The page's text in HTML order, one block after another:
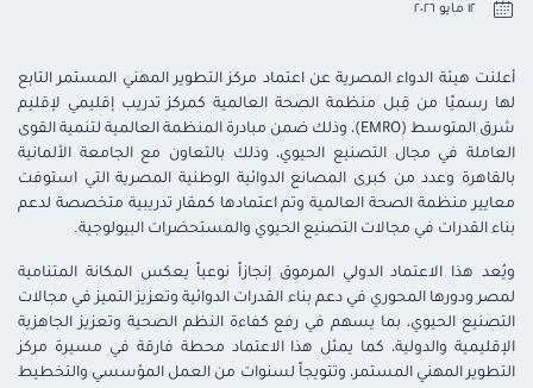
١٢ مايو ٢٠٢٦
أعلنت هيئة الدواء المصرية عن اعتماد مركز التطوير المهني المستمر التابع
لها رسميًا من قِبل منظمة الصحة العالمية كمركز تدريب إقليمي لإقليم
شرق المتوسط (EMRO)، وذلك ضمن مبادرة المنظمة العالمية لتنمية القوى
العاملة في مجال التصنيع الحيوي، وذلك بالتعاون مع الجامعة الألمانية
بالقاهرة وعدد من كبرى المصانع الدوائية الوطنية المصرية التي استوفت
معايير منظمة الصحة العالمية وتم اعتمادها كمقار تدريبية متخصصة لدعم
بناء القدرات في مجالات التصنيع الحيوي والمستحضرات البيولوجية.
ويُعد هذا الاعتماد الدولي المرموق إنجازاً نوعياً يعكس المكانة المتنامية
لمصر ودورها المحوري في دعم بناء القدرات الدوائية وتعزيز التميز في مجالات
التصنيع الحيوي، بما يسهم في رفع كفاءة النظم الصحية وتعزيز الجاهزية
الإقليمية والدولية، كما يمثل هذا الاعتماد محطة فارقة في مسيرة مركز
التطوير المهني المستمر، وتتويجاً لسنوات من العمل المؤسسي والتخطيط